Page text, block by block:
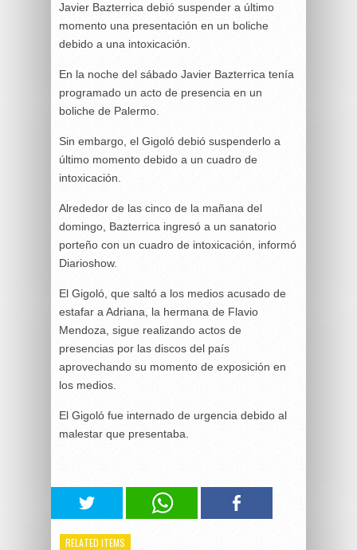
Javier Bazterrica debió suspender a último
momento una presentación en un boliche
debido a una intoxicación.
En la noche del sábado Javier Bazterrica tenía
programado un acto de presencia en un
boliche de Palermo.
Sin embargo, el Gigoló debió suspenderlo a
último momento debido a un cuadro de
intoxicación.
Alrededor de las cinco de la mañana del
domingo, Bazterrica ingresó a un sanatorio
porteño con un cuadro de intoxicación, informó
Diarioshow.
El Gigoló, que saltó a los medios acusado de
estafar a Adriana, la hermana de Flavio
Mendoza, sigue realizando actos de
presencias por las discos del país
aprovechando su momento de exposición en
los medios.
El Gigoló fue internado de urgencia debido al
malestar que presentaba.
RELATED ITEMS